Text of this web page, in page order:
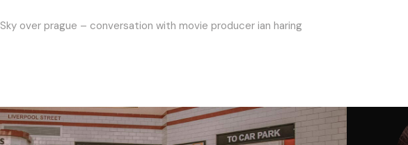
Sky over prague – conversation with movie producer ian haring